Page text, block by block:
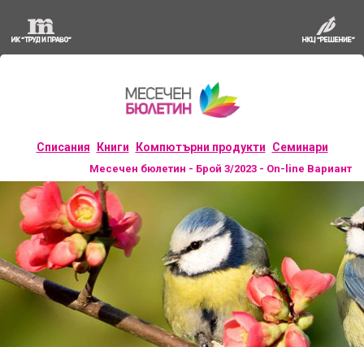
Списания Книги Компютърни продукти Семинари
Месечен бюлетин - Брой 3/2023 - On-line Вариант